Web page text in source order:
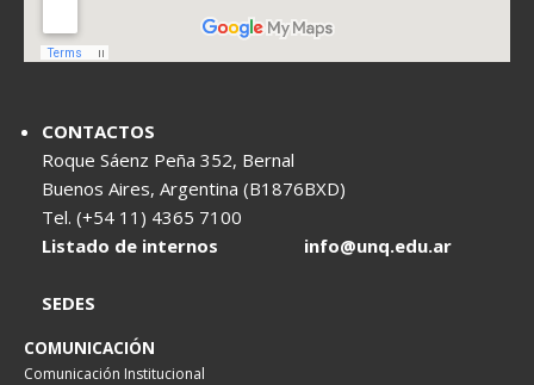
CONTACTOS
Roque Sáenz Peña 352, Bernal
Buenos Aires, Argentina (B1876BXD)
Tel. (+54 11) 4365 7100
Listado de internos
info@unq.edu.ar
SEDES
COMUNICACIÓN
Comunicación Institucional